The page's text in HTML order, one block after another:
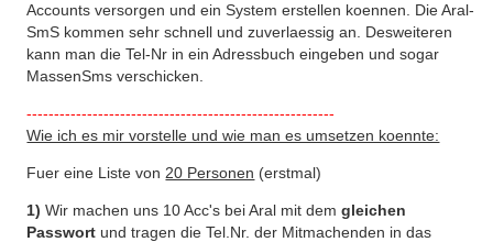
Accounts versorgen und ein System erstellen koennen. Die Aral-
SmS kommen sehr schnell und zuverlaessig an. Desweiteren
kann man die Tel-Nr in ein Adressbuch eingeben und sogar
MassenSms verschicken.
--------------------------------------------------------
Wie ich es mir vorstelle und wie man es umsetzen koennte:
Fuer eine Liste von 20 Personen (erstmal)
1) Wir machen uns 10 Acc's bei Aral mit demgleichen
Passwort und tragen die Tel.Nr. der Mitmachenden in das